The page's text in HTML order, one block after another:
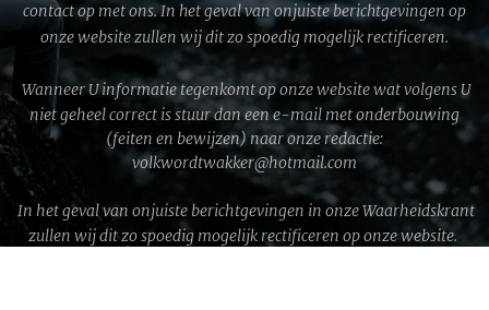
contact op met ons. In het geval van onjuiste berichtgevingen op
onze website zullen wij dit zo spoedig mogelijk rectificeren.
Wanneer U informatie tegenkomt op onze website wat volgens U
niet geheel correct is stuur dan een e-mail met onderbouwing
(feiten en bewijzen) naar onze redactie:
volkwordtwakker@hotmail.com
In het geval van onjuiste berichtgevingen in onze Waarheidskrant
zullen wij dit zo spoedig mogelijk rectificeren op onze website.